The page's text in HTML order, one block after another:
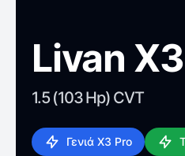
Livan
1.5 (103 Hp) CVT
Γενιά X3 Pro